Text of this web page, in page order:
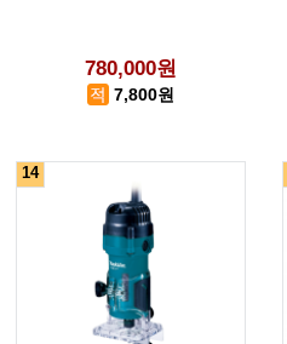
780,000원
7,800원
14